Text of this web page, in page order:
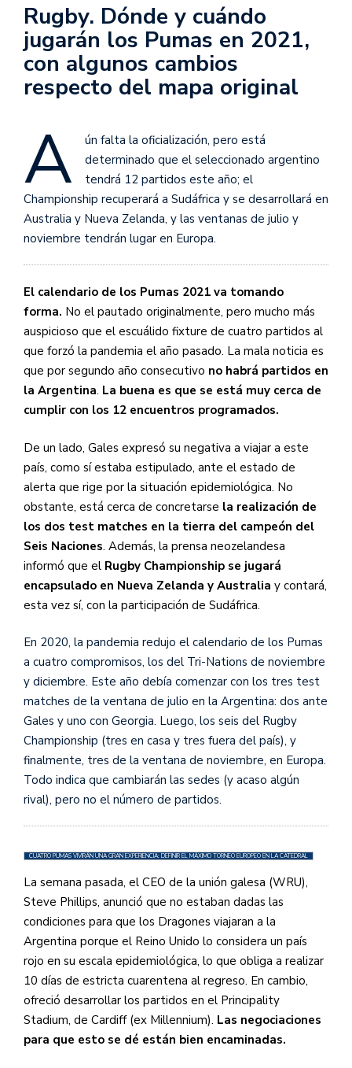
Rugby. Dónde y cuándo
jugarán los Pumas en 2021,
con algunos cambios
respecto del mapa original
A
ún falta la oficialización, pero está
determinado que el seleccionado argentino
tendrá 12 partidos este año; el
Championship recuperará a Sudáfrica y se desarrollará en
Australia y Nueva Zelanda, y las ventanas de julio y
noviembre tendrán lugar en Europa.
El calendario de los Pumas 2021 va tomando
forma. No el pautado originalmente, pero mucho más
auspicioso que el escuálido fixture de cuatro partidos al
que forzó la pandemia el año pasado. La mala noticia es
que por segundo año consecutivo no habrá partidos en
la Argentina. La buena es que se está muy cerca de
cumplir con los 12 encuentros programados.
De un lado, Gales expresó su negativa a viajar a este
país, como sí estaba estipulado, ante el estado de
alerta que rige por la situación epidemiológica. No
obstante, está cerca de concretarse la realización de
los dos test matches en la tierra del campeón del
Seis Naciones. Además, la prensa neozelandesa
informó que el Rugby Championship se jugará
encapsulado en Nueva Zelanda y Australia y contará,
esta vez sí, con la participación de Sudáfrica.
En 2020, la pandemia redujo el calendario de los Pumas
a cuatro compromisos, los del Tri-Nations de noviembre
y diciembre. Este año debía comenzar con los tres test
matches de la ventana de julio en la Argentina: dos ante
Gales y uno con Georgia. Luego, los seis del Rugby
Championship (tres en casa y tres fuera del país), y
finalmente, tres de la ventana de noviembre, en Europa.
Todo indica que cambiarán las sedes (y acaso algún
rival), pero no el número de partidos.
CUATRO PUMAS VIVIRÁN UNA GRAN EXPERIENCIA: DEFINIR EL MÁXIMO TORNEO EUROPEO EN LA CATEDRAL
La semana pasada, el CEO de la unión galesa (WRU),
Steve Phillips, anunció que no estaban dadas las
condiciones para que los Dragones viajaran a la
Argentina porque el Reino Unido lo considera un país
rojo en su escala epidemiológica, lo que obliga a realizar
10 días de estricta cuarentena al regreso. En cambio,
ofreció desarrollar los partidos en el Principality
Stadium, de Cardiff (ex Millennium). Las negociaciones
para que esto se dé están bien encaminadas.